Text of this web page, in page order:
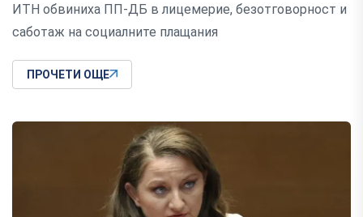
ИТН обвиниха ПП-ДБ в лицемерие, безотговорност и
саботаж на социалните плащания
ПРОЧЕТИ ОЩЕ